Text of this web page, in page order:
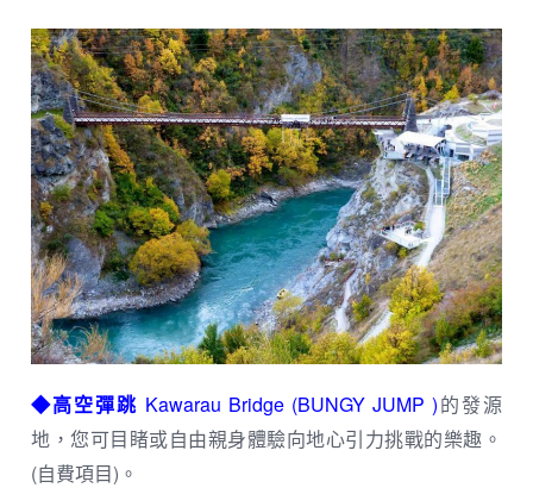
◆高空彈跳 Kawarau Bridge (BUNGY JUMP )的發源
地，您可目睹或自由親身體驗向地心引力挑戰的樂趣。
(自費項目)。